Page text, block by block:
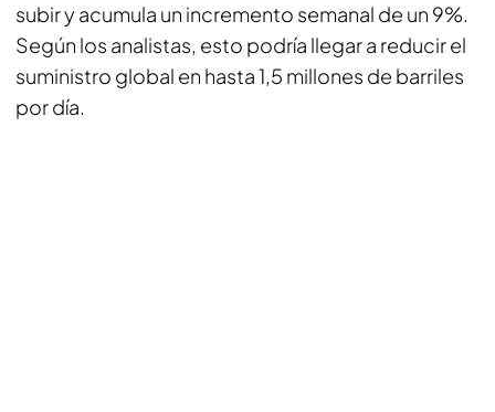
subir y acumula un incremento semanal de un 9%.
Según los analistas, esto podría llegar a reducir el
suministro global en hasta 1,5 millones de barriles
por día.